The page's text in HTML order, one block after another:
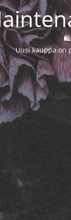
🛍️
Uusi kauppa on